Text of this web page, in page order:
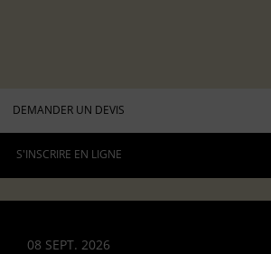
DEMANDER UN DEVIS
S'INSCRIRE EN LIGNE
08 SEPT. 2026